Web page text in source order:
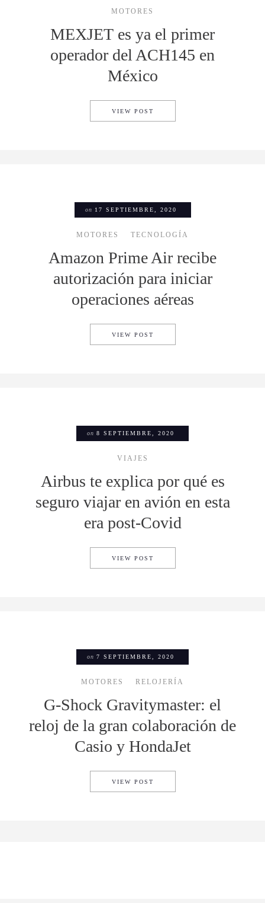
MOTORES
MEXJET es ya el primer
operador del ACH145 en
México
VIEW POST
on 17 SEPTIEMBRE, 2020
MOTORES TECNOLOGÍA
Amazon Prime Air recibe
autorización para iniciar
operaciones aéreas
VIEW POST
on 8 SEPTIEMBRE, 2020
VIAJES
Airbus te explica por qué es
seguro viajar en avión en esta
era post-Covid
VIEW POST
on 7 SEPTIEMBRE, 2020
MOTORES RELOJERÍA
G-Shock Gravitymaster: el
reloj de la gran colaboración de
Casio y HondaJet
VIEW POST